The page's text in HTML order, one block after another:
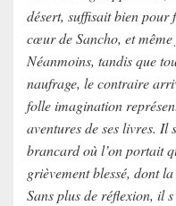
désert, suffisait bien pour
cœur de Sancho, et
Néanmoins, tandis que
naufrage, le contraire
folle imagination
aventures de ses livres.
brancard où l’on portait
grièvement blessé, dont
Sans plus de réflexion, il